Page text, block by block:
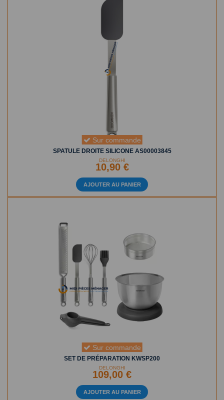
Sur commande
SPATULE DROITE SILICONE AS00003845
DELONGHI
10,90 €
AJOUTER AU PANIER
Sur commande
SET DE PRÉPARATION KWSP200
DELONGHI
109,00 €
AJOUTER AU PANIER